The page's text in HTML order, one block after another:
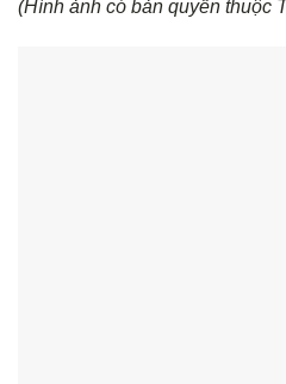
(Hình ảnh có bản quyền thuộc